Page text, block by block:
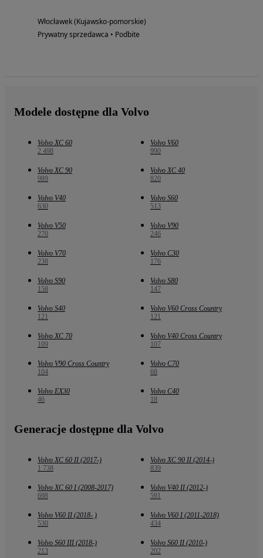
Włocławek (Kujawsko-pomorskie)
Prywatny sprzedawca • Podbite
Modele dostępne dla Volvo
Volvo XC 60
2 498
Volvo V60
990
Volvo XC 90
989
Volvo XC 40
820
Volvo V40
630
Volvo S60
513
Volvo V50
270
Volvo V90
246
Volvo V70
238
Volvo C30
176
Volvo S90
158
Volvo S80
147
Volvo S40
121
Volvo V60 Cross Country
121
Volvo XC 70
109
Volvo V40 Cross Country
107
Volvo V90 Cross Country
104
Volvo C70
68
Volvo EX30
46
Volvo C40
18
Generacje dostępne dla Volvo
Volvo XC 60 II (2017-)
1 738
Volvo XC 90 II (2014-)
839
Volvo XC 60 I (2008-2017)
698
Volvo V40 II (2012-)
591
Volvo V60 II (2018- )
530
Volvo V60 I (2011-2018)
434
Volvo S60 III (2018-)
213
Volvo S60 II (2010-)
202